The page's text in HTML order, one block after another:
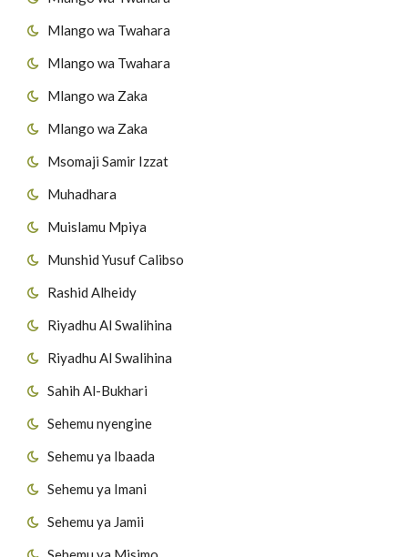
Mlango wa Twahara
Mlango wa Twahara
Mlango wa Zaka
Mlango wa Zaka
Msomaji Samir Izzat
Muhadhara
Muislamu Mpiya
Munshid Yusuf Calibso
Rashid Alheidy
Riyadhu Al Swalihina
Riyadhu Al Swalihina
Sahih Al-Bukhari
Sehemu nyengine
Sehemu ya Ibaada
Sehemu ya Imani
Sehemu ya Jamii